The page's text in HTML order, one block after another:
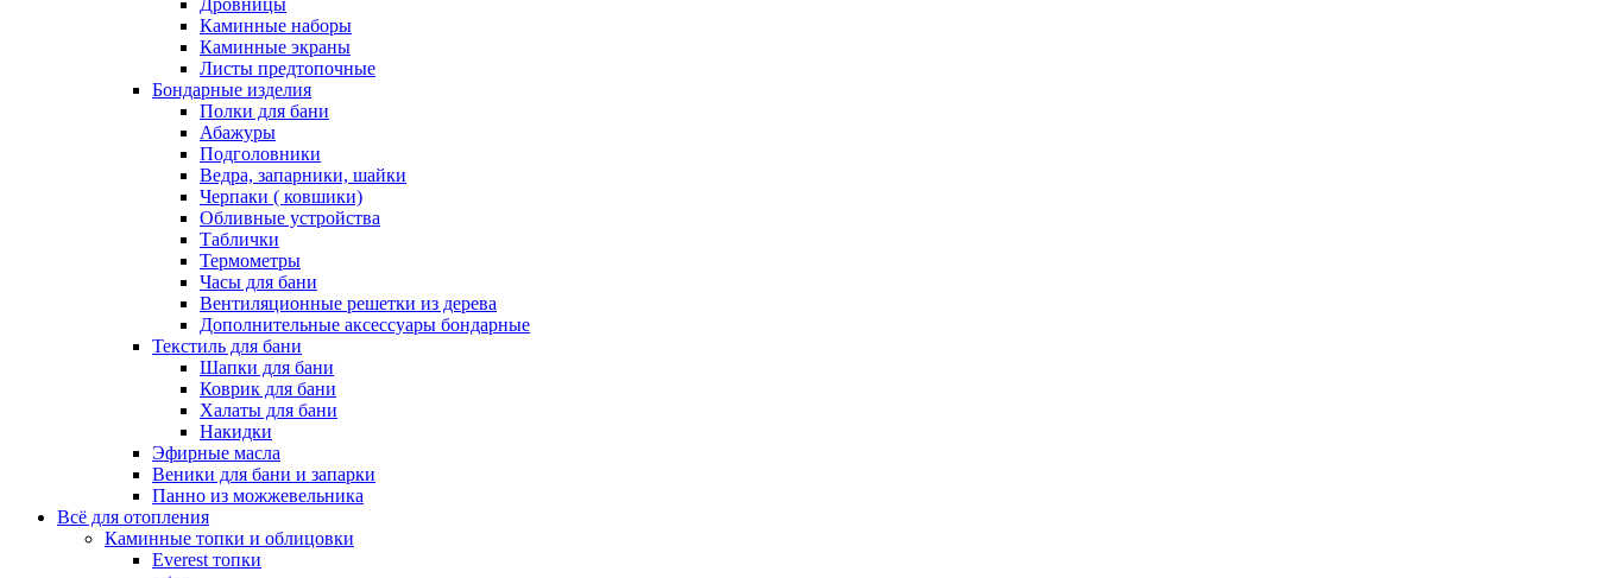
Дровницы
Каминные наборы
Каминные экраны
Листы предтопочные
Бондарные изделия
Полки для бани
Абажуры
Подголовники
Ведра, запарники, шайки
Черпаки ( ковшики)
Обливные устройства
Таблички
Термометры
Часы для бани
Вентиляционные решетки из дерева
Дополнительные аксессуары бондарные
Текстиль для бани
Шапки для бани
Коврик для бани
Халаты для бани
Накидки
Эфирные масла
Веники для бани и запарки
Панно из можжевельника
Всё для отопления
Каминные топки и облицовки
Everest топки